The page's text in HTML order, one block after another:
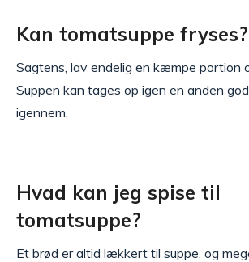
Kan tomatsuppe fryses?
Sagtens, lav endelig en kæmpe portion
Suppen kan tages op igen en anden
igennem.
Hvad kan jeg spise til
tomatsuppe?
Et brød er altid lækkert til suppe, og